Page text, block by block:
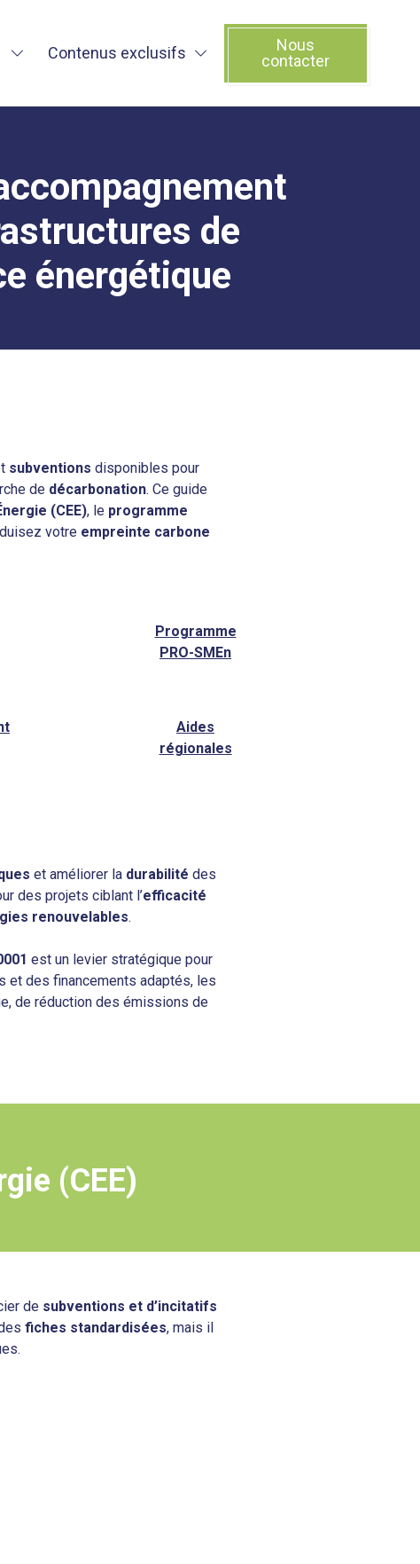
Contenus exclusifs
Nous
contacter
de
énergétique
subventions disponibles pour
de décarbonation. Ce guide
(CEE), le programme
votre empreinte carbone
Programme
PRO-SMEn
Aides
régionales
et améliorer la durabilité des
des projets ciblant l’efficacité
renouvelables.
est un levier stratégique pour
et des financements adaptés, les
de réduction des émissions de
(CEE)
de subventions et d’incitatifs
fiches standardisées, mais il